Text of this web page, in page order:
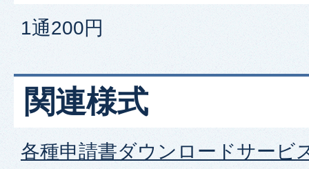
1通200円
関連様式
各種申請書ダウンロードサービ